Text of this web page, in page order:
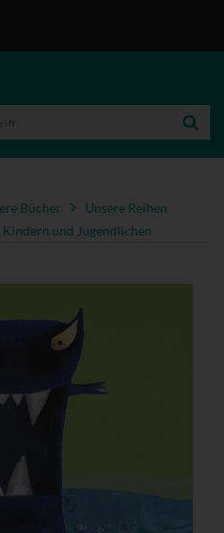
Bücher
Unsere Reihen
Kindern und Jugendlichen